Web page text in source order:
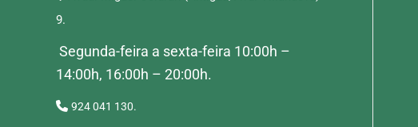
9.
Segunda-feira a sexta-feira 10:00h –
14:00h, 16:00h – 20:00h.
924 041 130.